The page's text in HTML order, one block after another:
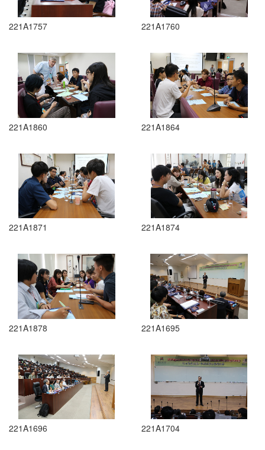
221A1757 221A1760
221A1860 221A1864
221A1871 221A1874
221A1878 221A1695
221A1696 221A1704